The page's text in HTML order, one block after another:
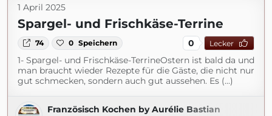
1 April 2025
Spargel- und Frischkäse-Terrine
74 0 Speichern 0 Lecker
1- Spargel- und Frischkäse-TerrineOstern ist bald da und
man braucht wieder Rezepte für die Gäste, die nicht nur
gut schmecken, sondern auch gut aussehen. Es (...)
Französisch Kochen by Aurélie Bastian